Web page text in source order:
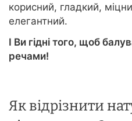
корисний, гладкий,
елегантний.
І Ви гідні того, щоб
речами!
Як відрізнити